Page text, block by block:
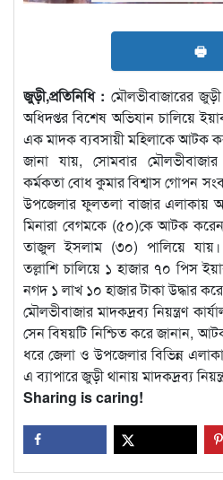
🖶
জুড়ী,প্রতিনিধি : মৌলভীবাজারের জুড়ী
অধিদপ্তর বিশেষ অভিযান চালিয়ে
এক মাদক ব্যবসায়ী মহিলাকে আটক
জানা যায়, সোমবার মৌলভীবাজার
কর্মকতা বোধ কুমার বিশ্বাস গোপন
উপজেলার ফুলতলা বাজার এলাকায়
মিনারা বেগমকে (৫০)কে আটক
তাজুল ইসলাম (৩০) পালিয়ে যায়।
তল্লাশি চালিয়ে ১ হাজার ৭০ পিস
নগদ ১ লাখ ১০ হাজার টাকা উদ্ধার
মৌলভীবাজার মাদকদ্রব্য নিয়ন্ত্রণ
সেন বিষয়টি নিশ্চিত করে জানান,
ধরে জেলা ও উপজেলার বিভিন্ন
এ ব্যাপারে জুড়ী থানায় মাদকদ্রব্য
Sharing is caring!